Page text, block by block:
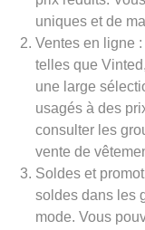
uniques et de
Ventes en ligne
telles que
une large
usagés à des
consulter les
vente de
Soldes et
soldes dans les
mode. Vous